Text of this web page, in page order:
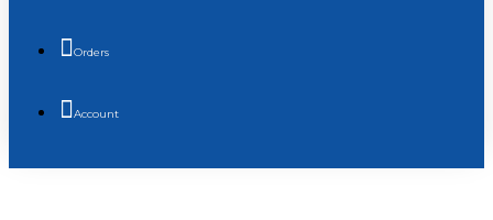
Orders
Account